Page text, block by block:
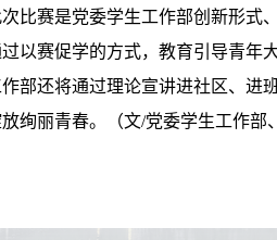
次比赛是党委学生工作部创新形式
过以赛促学的方式，教育引导青年
部还将通过理论宣讲进社区、进
绚丽青春。（文/党委学生工作部